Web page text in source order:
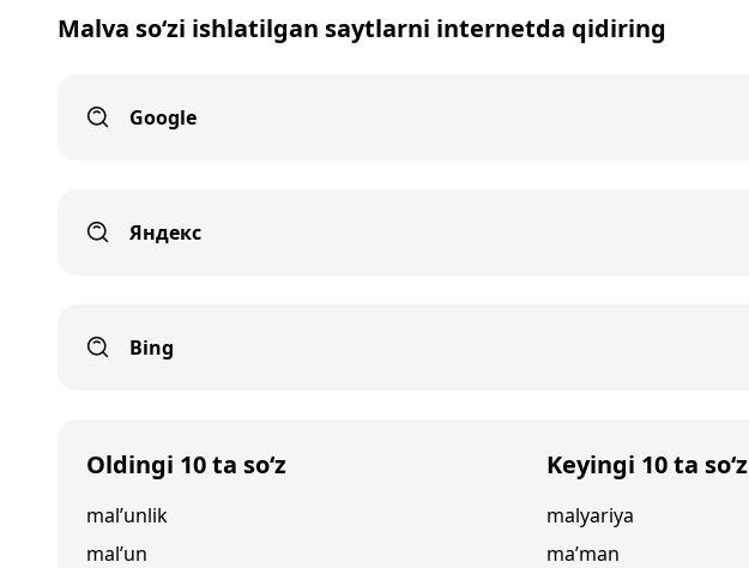
Malva so‘zi ishlatilgan saytlarni internetda qidiring
Google
Яндекс
Bing
Oldingi 10 ta so‘z
mal’unlik
mal’un
Keyingi 10 ta so‘z
malyariya
ma’man